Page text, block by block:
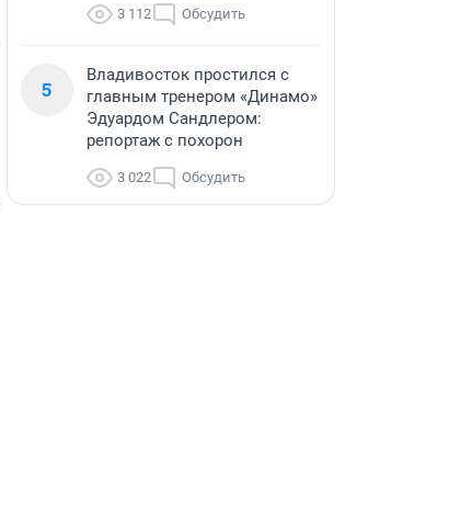
3 112 Обсудить
5
Владивосток простился с
главным тренером «Динамо»
Эдуардом Сандлером:
репортаж с похорон
3 022 Обсудить